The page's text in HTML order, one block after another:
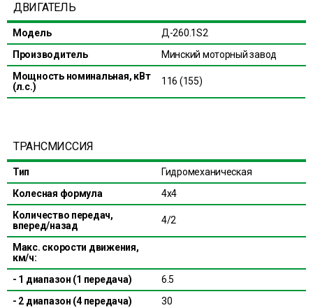
ДВИГАТЕЛЬ
Модель
Д-260.1S2
Производитель
Минский моторный завод
Мощность номинальная, кВт
(л.с.)
116 (155)
ТРАНСМИССИЯ
Тип
Гидромеханическая
Колесная формула
4х4
Количество передач,
вперед/назад
4/2
Макс. скорости движения,
км/ч:
- 1 диапазон (1 передача)
6.5
- 2 диапазон (4 передача)
30